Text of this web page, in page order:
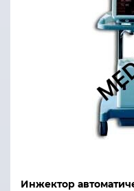
Инжектор